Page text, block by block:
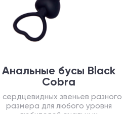
Анальные бусы Black
Cobra
сердцевидных звеньев разного
размера для любого уровня